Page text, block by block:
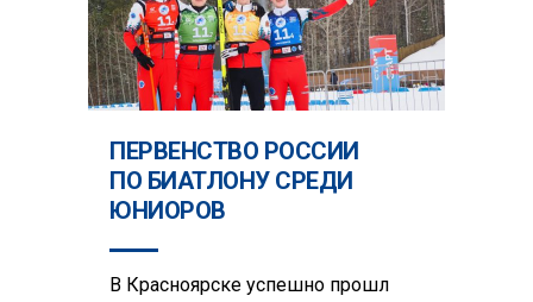
ПЕРВЕНСТВО РОССИИ
ПО БИАТЛОНУ СРЕДИ
ЮНИОРОВ
В Красноярске успешно прошл